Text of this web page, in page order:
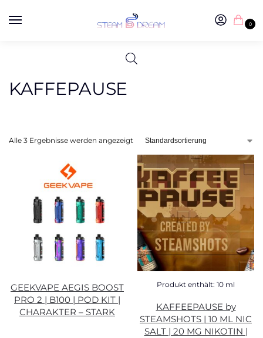
0
KAFFEPAUSE
Alle 3 Ergebnisse werden angezeigt
GEEKVAPE AEGIS BOOST
PRO 2 | B100 | POD KIT |
CHARAKTER – STARK
Produkt enthält: 10 ml
KAFFEEPAUSE by
STEAMSHOTS | 10 ML NIC
SALT | 20 MG NIKOTIN |